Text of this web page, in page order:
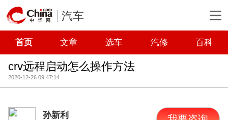
汽车
首页 文章 选车 汽修 百科
crv远程启动怎么操作方法
2020-12-26 09:47:14
孙新利